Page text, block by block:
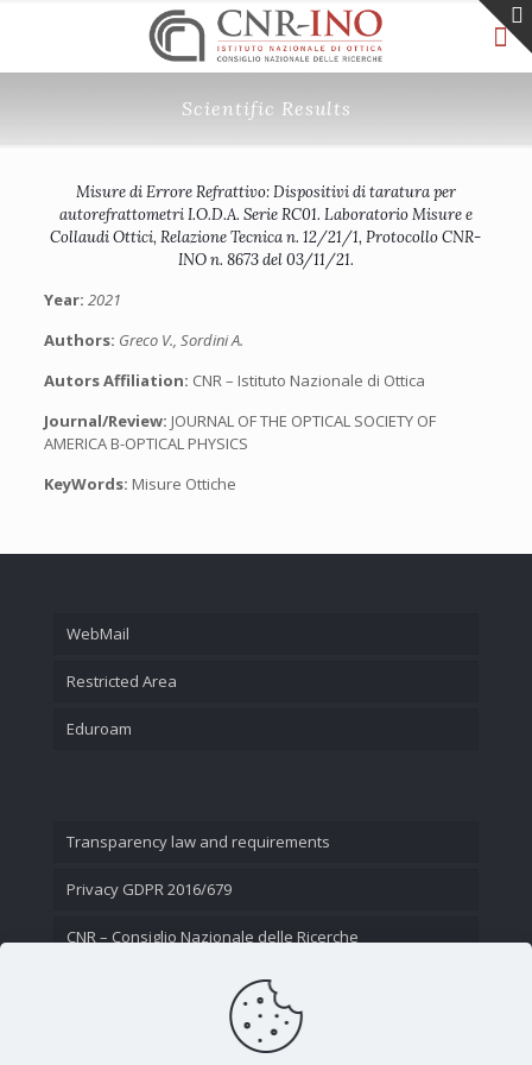
Scientific Results
Misure di Errore Refrattivo: Dispositivi di taratura per
autorefrattometri I.O.D.A. Serie RC01. Laboratorio Misure e
Collaudi Ottici, Relazione Tecnica n. 12/21/1, Protocollo CNR-
INO n. 8673 del 03/11/21.
Year: 2021
Authors: Greco V., Sordini A.
Autors Affiliation: CNR – Istituto Nazionale di Ottica
Journal/Review: JOURNAL OF THE OPTICAL SOCIETY OF
AMERICA B-OPTICAL PHYSICS
KeyWords: Misure Ottiche
WebMail
Restricted Area
Eduroam
Transparency law and requirements
Privacy GDPR 2016/679
CNR – Consiglio Nazionale delle Ricerche